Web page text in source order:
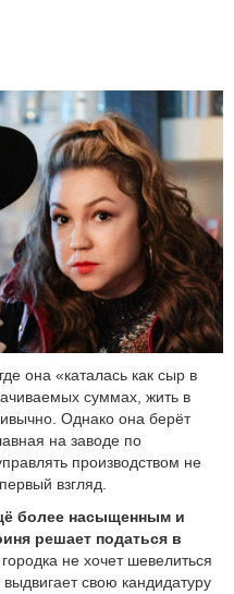
она «каталась как сыр в
суммах, жить в
Однако она берёт
на заводе по
производством не
взгляд.
более насыщенным и
решает податься в
не хочет шевелиться
свою кандидатуру